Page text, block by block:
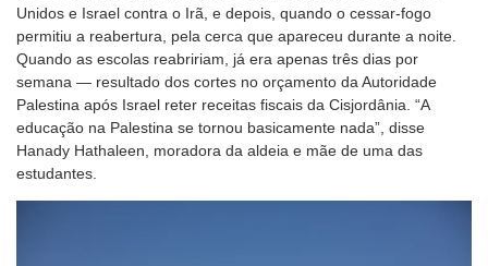
Unidos e Israel contra o Irã, e depois, quando o cessar-fogo
permitiu a reabertura, pela cerca que apareceu durante a noite.
Quando as escolas reabririam, já era apenas três dias por
semana — resultado dos cortes no orçamento da Autoridade
Palestina após Israel reter receitas fiscais da Cisjordânia. “A
educação na Palestina se tornou basicamente nada”, disse
Hanady Hathaleen, moradora da aldeia e mãe de uma das
estudantes.